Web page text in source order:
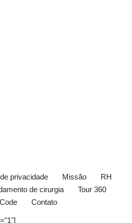
privacidade Missão
RH
de cirurgia
Tour 360
Contato